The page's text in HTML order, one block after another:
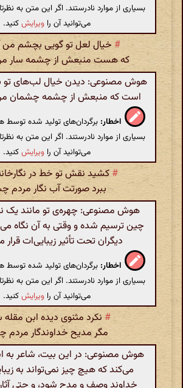
بسیاری از موارد نادرستند. اگر این متن به
می‌توانید آن را ویرایشکنید.
#خیال لعل تو گویی بچشم
که هست منبعش از چشمه سار
هوش مصنوعی: دیدن خیال لب‌های تو
است که منبعش از چشمه چشمان
اخطار: برگردان‌های تولید شده
بسیاری از موارد نادرستند. اگر این متن به
می‌توانید آن را ویرایشکنید.
#کشید نقش تو خط در
ببرد صورتت آب نگار مردم
هوش مصنوعی: چهره‌ی تو مانند یک
چین ترسیم شده و وقتی به آن نگاه
دیگران تحت تأثیر زیبایی‌ات قرار
اخطار: برگردان‌های تولید شده
بسیاری از موارد نادرستند. اگر این متن به
می‌توانید آن را ویرایشکنید.
# نکرد مثنوی دیده ابن مقله
مگر مدیح خداوندگار
هوش مصنوعی: در این بیت، شاعر به
می‌کند که هیچ چیز نمی‌تواند به